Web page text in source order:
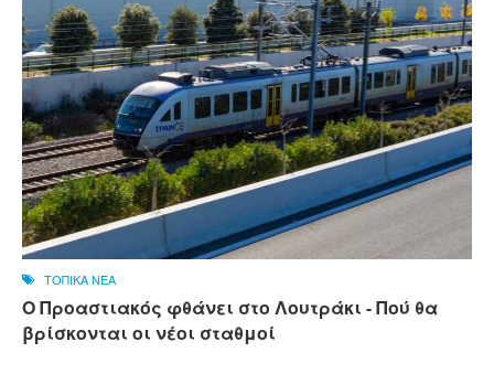
ΤΟΠΙΚΑ ΝΕΑ
Ο Προαστιακός φθάνει στο Λουτράκι - Πού θα
βρίσκονται οι νέοι σταθμοί